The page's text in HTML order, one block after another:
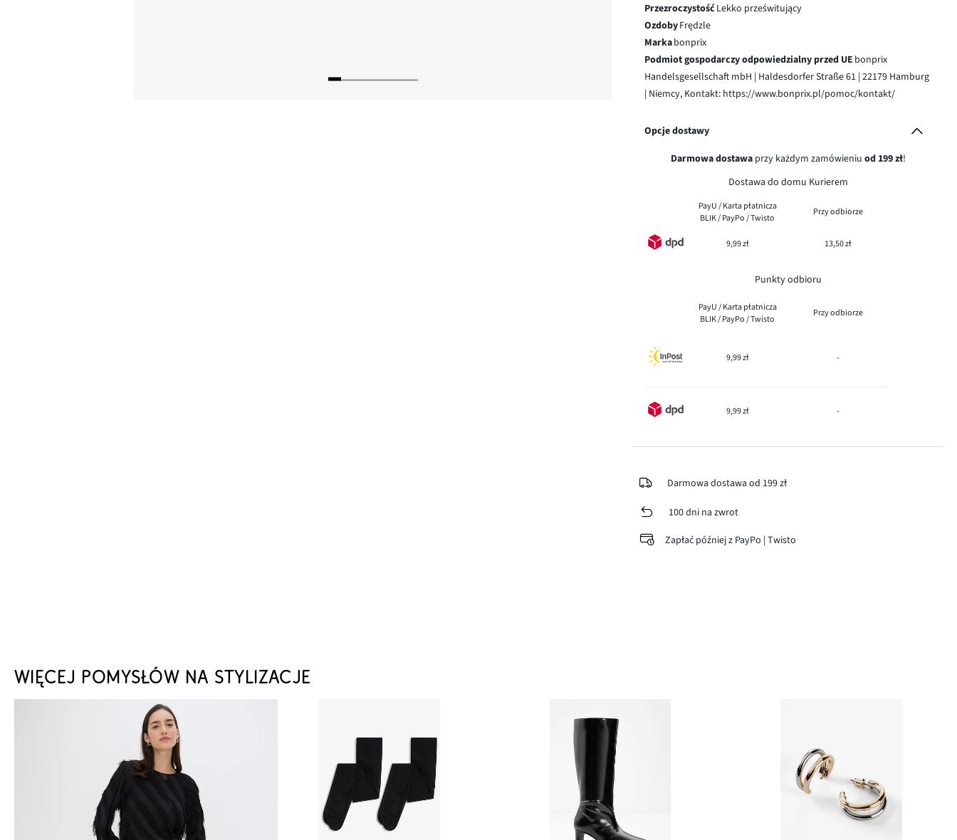
PrzezroczystośćLekko prześwitujący
OzdobyFrędzle
Markabonprix
Podmiot gospodarczy odpowiedzialny przed UE bonprix
Handelsgesellschaft mbH | Haldesdorfer Straße 61 | 22179 Hamburg
| Niemcy, Kontakt: https://www.bonprix.pl/pomoc/kontakt/
Opcje dostawy
Darmowa dostawaprzy każdym zamówieniu od 199 zł!
Dostawa do domu Kurierem
PayU / Karta płatnicza
BLIK / PayPo / Twisto
Przy odbiorze
9,99 zł 13,50 zł
Punkty odbioru
PayU / Karta płatnicza
BLIK / PayPo / Twisto
Przy odbiorze
9,99 zł -
9,99 zł -
Darmowa dostawa od 199 zł
100 dni na zwrot
Zapłać później z PayPo | Twisto
WIĘCEJ POMYSŁÓW NA STYLIZACJE